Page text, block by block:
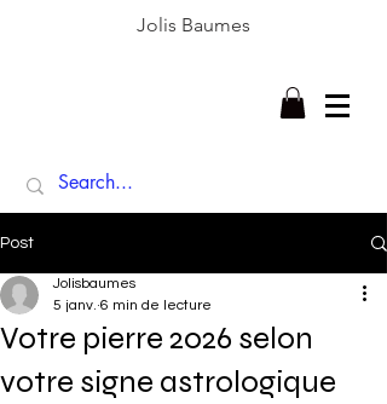
Jolis Baumes
Post
Votre pierre 2026 selon
votre signe astrologique
Jolisbaumes
5 janv. 6 min de lecture